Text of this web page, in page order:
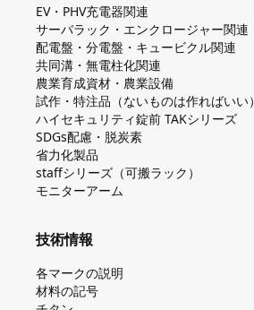
EV・PHV充電器関連
サーバラック・エンクロージャー関連
配電盤・分電盤・キュービクル関連
共同溝・無電柱化関連
農業育成資材・農業設備
試作・特注品（ないものは作ればいい）
ハイセキュリティ錠前 TAKシリーズ
SDGs配慮・脱炭素
省力化製品
staffシリーズ（可搬ラック）
モニターアーム
技術情報
各マークの説明
材料の記号